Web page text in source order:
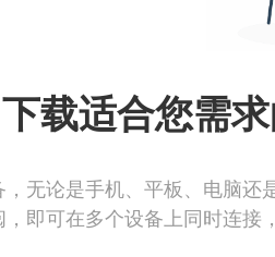
下载适合您需
无论是手机、平板、电脑还
即可在多个设备上同时连接